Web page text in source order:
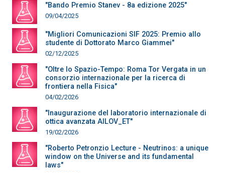
"Bando Premio Stanev - 8a edizione 2025"
09/04/2025
"Migliori Comunicazioni SIF 2025: Premio allo
studente di Dottorato Marco Giammei"
02/12/2025
"Oltre lo Spazio-Tempo: Roma Tor Vergata in un
consorzio internazionale per la ricerca di
frontiera nella Fisica"
04/02/2026
"Inaugurazione del laboratorio internazionale di
ottica avanzata AILOV_ET"
19/02/2026
"Roberto Petronzio Lecture - Neutrinos: a unique
window on the Universe and its fundamental
laws"